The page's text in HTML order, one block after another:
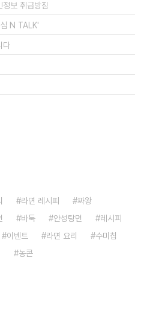
보 취급방침
N TALK'
다
라면 레시피
짜왕
바둑 안성탕면
레시피
이벤트 라면 요리
수미칩
농콘